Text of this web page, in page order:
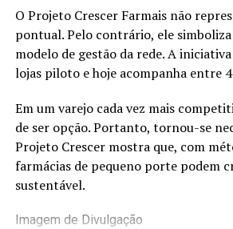
O Projeto Crescer Farmais não
pontual. Pelo contrário, ele
modelo de gestão da rede. A
lojas piloto e hoje acompanha entre
Em um varejo cada vez mais
de ser opção. Portanto, tornou-se
Projeto Crescer mostra que, com
farmácias de pequeno porte podem
sustentável.
Imagem de Divulgação